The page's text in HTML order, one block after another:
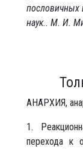
пословичных
наук.. М. И.
АНА́РХИЯ,
1.
перехода к